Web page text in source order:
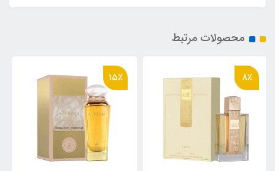
محصولات مرتبط
15٪ 8٪